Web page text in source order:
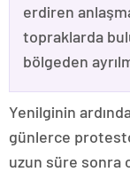
erdiren
topraklarda
bölgeden
Yenilginin
günlerce
uzun süre sonra